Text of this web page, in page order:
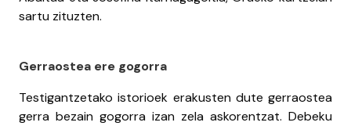
sartu zituzten.
Gerraostea ere gogorra
Testigantzetako istorioek erakusten dute gerraostea
gerra bezain gogorra izan zela askorentzat. Debeku